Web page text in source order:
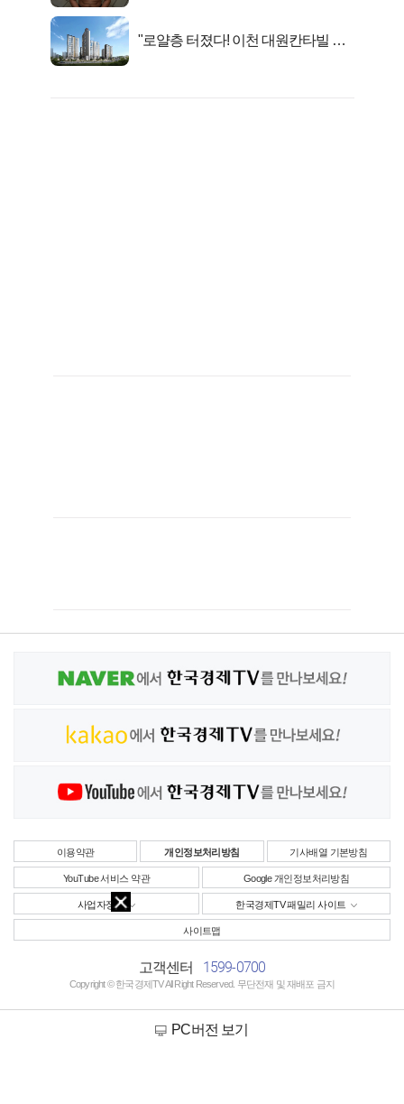
"로얄층 터졌다! 이천 대원칸타빌 잔
이용약관 개인정보처리방침 기사배열 기본방침
YouTube 서비스 약관 Google 개인정보처리방침
사업자정보 한국경제TV 패밀리 사이트
사이트맵
고객센터 1599-0700
Copyright © 한국경제TV All Right Reserved. 무단전재 및 재배포 금지
PC버전 보기